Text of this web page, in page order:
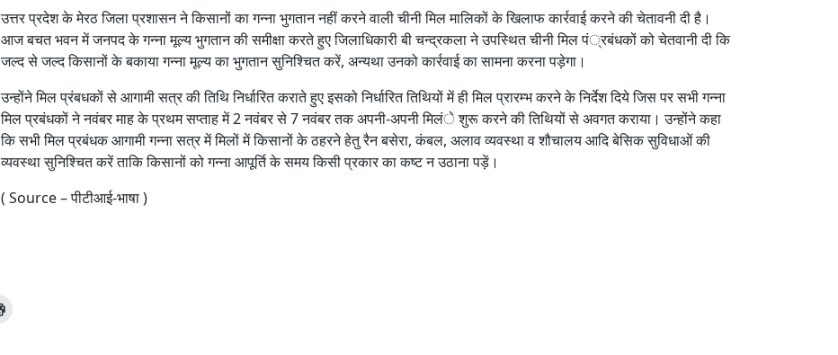
उत्तर प्रदेश के मेरठ जिला प्रशासन ने किसानों का गन्ना भुगतान नहीं करने वाली चीनी मिल मालिकों के खिलाफ कार्रवाई करने की चेतावनी दी है।
आज बचत भवन में जनपद के गन्ना मूल्य भुगतान की समीक्षा करते हुए जिलाधिकारी बी चन्द्रकला ने उपस्थित चीनी मिल पं्रबंधकों को चेतवानी दी कि
जल्द से जल्द किसानों के बकाया गन्ना मूल्य का भुगतान सुनिश्चित करें, अन्यथा उनको कार्रवाई का सामना करना पड़ेगा।
उन्होंने मिल प्रंबधकों से आगामी सत्र की तिथि निर्धारित कराते हुए इसको निर्धारित तिथियों में ही मिल प्रारम्भ करने के निर्देश दिये जिस पर सभी गन्ना
मिल प्रबंधकों ने नवंबर माह के प्रथम सप्ताह में 2 नवंबर से 7 नवंबर तक अपनी-अपनी मिलंे शुरू करने की तिथियों से अवगत कराया। उन्होंने कहा
कि सभी मिल प्रबंधक आगामी गन्ना सत्र में मिलों में किसानों के ठहरने हेतु रैन बसेरा, कंबल, अलाव व्यवस्था व शौचालय आदि बेसिक सुविधाओं की
व्यवस्था सुनिश्चित करें ताकि किसानों को गन्ना आपूर्ति के समय किसी प्रकार का कष्ट न उठाना पड़ें।
( Source – पीटीआई-भाषा )